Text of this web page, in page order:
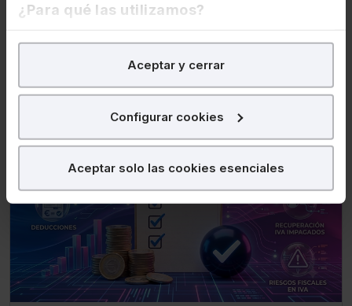
¿Para qué las utilizamos?
En Lefebvre utilizamos las cookies confines
para tratar demejorar tu experiencia
nuestra página web. También con fines publicitarios,
¿Qué puedes hacer?
Puedesaceptarlas cookies para que tu
experiencia en la web sea óptima
Puedes aceptar solo las esenciales
para
denegar todas las cookies excepto aquellas
imprescindibles.
También puedesconfigurar las cookies y
Aceptar y cerrar
Configurar cookies
Aceptar solo las cookies esenciales
320€+ IVA256€+ IVA